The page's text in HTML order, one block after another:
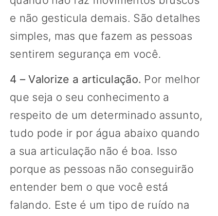
e não gesticula demais. São detalhes
simples, mas que fazem as pessoas
sentirem segurança em você.
4 – Valorize a articulação. Por melhor
que seja o seu conhecimento a
respeito de um determinado assunto,
tudo pode ir por água abaixo quando
a sua articulação não é boa. Isso
porque as pessoas não conseguirão
entender bem o que você está
falando. Este é um tipo de ruído na